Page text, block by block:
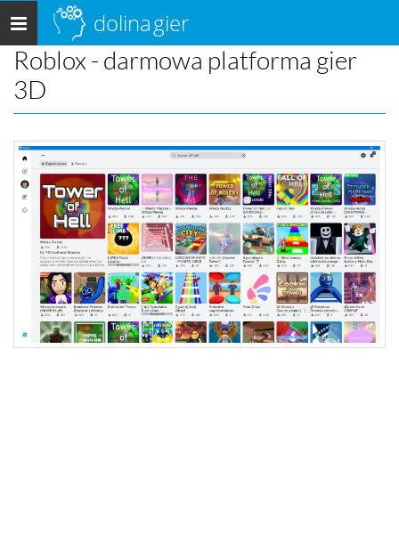
Menu
główne
dolinagier
Roblox - darmowa platforma gier
3D